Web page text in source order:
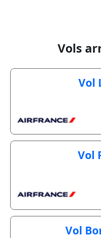
Vols
Vol
Vol
Vol